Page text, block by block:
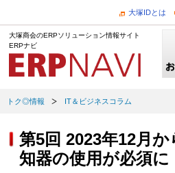
大塚IDとは
大塚商会のERPソリューション情報サイト
ERPナビ
トク◎情報 IT＆ビジネスコラム
第5回 2023年12月
知器の使用が必須に